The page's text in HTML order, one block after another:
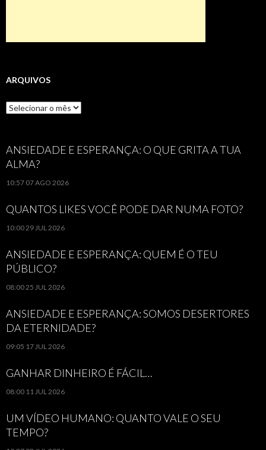
ARQUIVOS
Arquivos
ANSIEDADE E ESPERANÇA: O QUE GRITA A TUA
ALMA?
10:57 07 AGO 2026
QUANTOS LIKES VOCÊ PODE DAR NUMA FOTO?
10:0029 JUL 2026
ANSIEDADE E ESPERANÇA: QUEM É O TEU
PÚBLICO?
08:0025 JUL 2026
ANSIEDADE E ESPERANÇA: SOMOS DESERTORES
DA ETERNIDADE?
09:05 17 JUL 2026
GANHAR DINHEIRO É FÁCIL…
08:00 11 JUL 2026
UM VÍDEO HUMANO: QUANTO VALE O SEU
TEMPO?